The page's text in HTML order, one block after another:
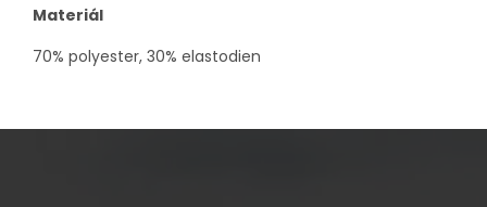
Materiál
70% polyester, 30% elastodien